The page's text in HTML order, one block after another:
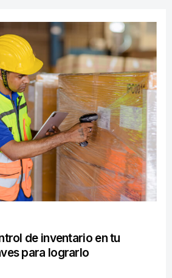
de inventario en tu
para lograrlo​